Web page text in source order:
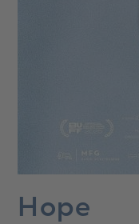
Hope